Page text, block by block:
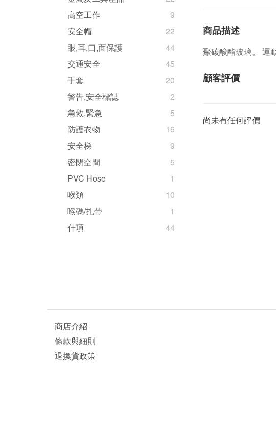
高空工作
9
安全帽
22
眼,耳,口,面保護
44
交通安全
45
手套
20
警告,安全標誌
2
急救,緊急
5
防護衣物
16
安全梯
9
密閉空間
5
PVC Hose
1
喉類
10
喉碼/扎带
1
什項
44
商品描述
聚碳酸酯玻璃。 運
顧客評價
尚未有任何評價
商店介紹
條款與細則
退換貨政策